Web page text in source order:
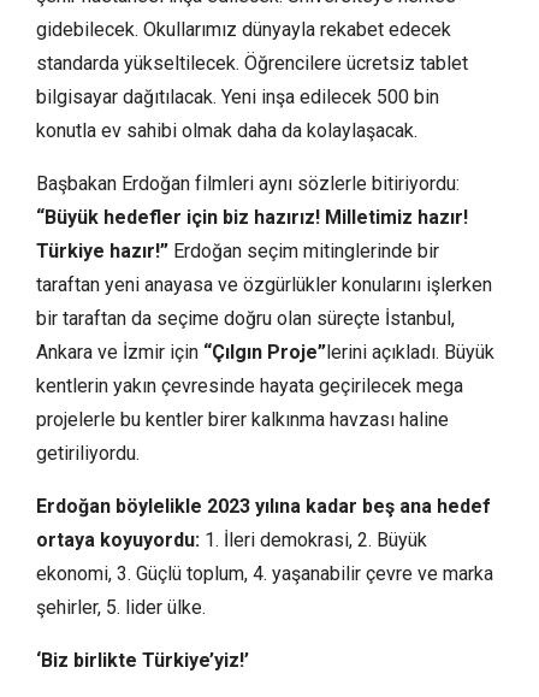
gidebilecek. Okullarımız dünyayla rekabet edecek
standarda yükseltilecek. Öğrencilere ücretsiz tablet
bilgisayar dağıtılacak. Yeni inşa edilecek 500 bin
konutla ev sahibi olmak daha da kolaylaşacak.
Başbakan Erdoğan filmleri aynı sözlerle bitiriyordu:
“Büyük hedefler için biz hazırız! Milletimiz hazır!
Türkiye hazır!” Erdoğan seçim mitinglerinde bir
taraftan yeni anayasa ve özgürlükler konularını işlerken
bir taraftan da seçime doğru olan süreçte İstanbul,
Ankara ve İzmir için “Çılgın Proje”lerini açıkladı. Büyük
kentlerin yakın çevresinde hayata geçirilecek mega
projelerle bu kentler birer kalkınma havzası haline
getiriliyordu.
Erdoğan böylelikle 2023 yılına kadar beş ana hedef
ortaya koyuyordu: 1. İleri demokrasi, 2. Büyük
ekonomi, 3. Güçlü toplum, 4. yaşanabilir çevre ve marka
şehirler, 5. lider ülke.
‘Biz birlikte Türkiye’yiz!’